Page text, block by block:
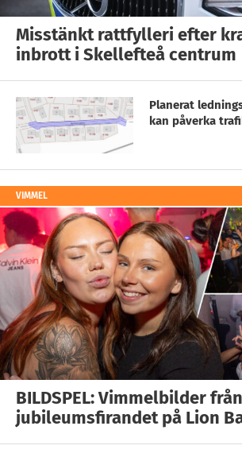
Misstänkt rattfylleri efter
inbrott i Skellefteå centrum
Planerat
kan påverka
VIMMEL
BILDSPEL: Vimmelbilder från
jubileumsfirandet på Lion